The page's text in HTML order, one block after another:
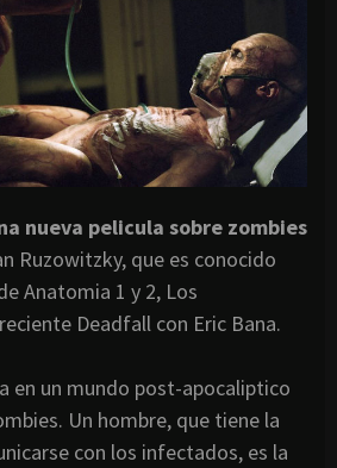
nueva pelicula sobre zombies
Ruzowitzky, que es conocido
Anatomia 1 y 2, Los
Deadfall con Eric Bana.
en un mundo post-apocaliptico
Un hombre, que tiene la
con los infectados, es la